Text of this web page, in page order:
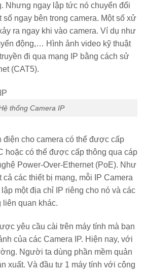
Nhưng ngay lập tức nó chuyển đổi
số ngay bên trong camera. Một số xử
ra ngay khi vào camera. Ví dụ như
động,… Hình ảnh video kỹ thuật
đi qua mạng IP bằng cách sử
(CAT5).
thống Camera IP
điện cho camera có thể được cấp
hoặc có thể được cấp thông qua cáp
Power-Over-Ethernet (PoE). Như
các thiết bị mạng, mỗi IP Camera
một địa chỉ IP riêng cho nó và các
liên quan khác.
yêu cầu cài trên máy tính mà bạn
của các Camera IP. Hiện nay, với
Người ta dùng phần mềm quản
xuất. Và đầu tư 1 máy tính với công